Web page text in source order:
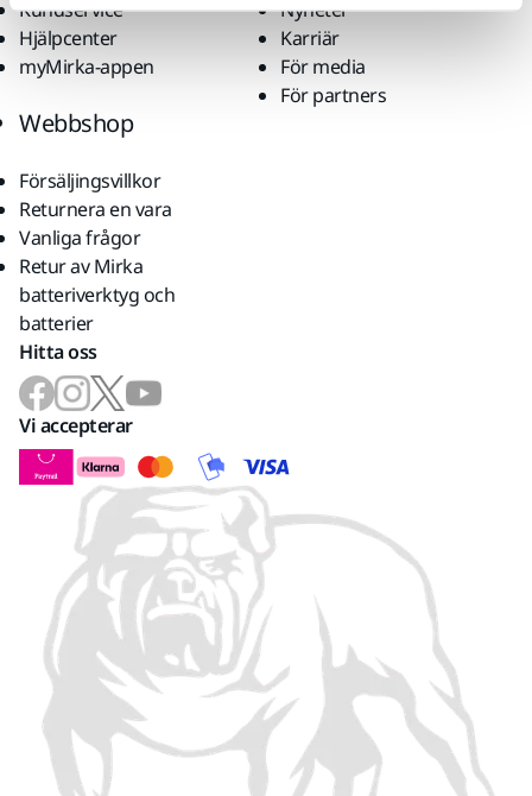
Kundservice
Hjälpcenter
myMirka-appen
Nyheter
Karriär
För media
För partners
Webbshop
Försäljingsvillkor
Returnera en vara
Vanliga frågor
Retur av Mirka
batteriverktyg och
batterier
Hitta oss
Vi accepterar